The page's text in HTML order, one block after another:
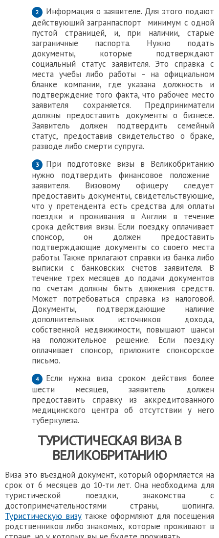
Информация о заявителе. Для этого подают
действующий загранпаспорт минимум с одной
пустой страницей, и, при наличии, старые
заграничные паспорта. Нужно подать
документы, которые подтверждают
социальный статус заявителя. Это справка с
места учебы либо работы – на официальном
бланке компании, где указана должность и
подтверждение того факта, что рабочее место
заявителя сохраняется. Предприниматели
должны предоставить документы о бизнесе.
Заявитель должен подтвердить семейный
статус, предоставив свидетельство о браке,
разводе либо смерти супруга.
При подготовке визы в Великобританию
нужно подтвердить финансовое положение
заявителя. Визовому офицеру следует
предоставить документы, свидетельствующие,
что у претендента есть средства для оплаты
поездки и проживания в Англии в течение
срока действия визы. Если поездку оплачивает
спонсор, он должен предоставить
подтверждающие документы со своего места
работы. Также прилагают справки из банка либо
выписки с банковских счетов заявителя. В
течение трех месяцев до подачи документов
по счетам должны быть движения средств.
Может потребоваться справка из налоговой.
Документы, подтверждающие наличие
дополнительных источников дохода,
собственной недвижимости, повышают шансы
на положительное решение. Если поездку
оплачивает спонсор, приложите спонсорское
письмо.
Если нужна виза сроком действия более
шести месяцев, заявитель должен
предоставить справку из аккредитованного
медицинского центра об отсутствии у него
туберкулеза.
ТУРИСТИЧЕСКАЯ ВИЗА В
ВЕЛИКОБРИТАНИЮ
Виза это въездной документ, который оформляется на
срок от 6 месяцев до 10-ти лет. Она необходима для
туристической поездки, знакомства с
достопримечательностями страны, шопинга.
Туристическую визутакже оформляют для посещения
родственников либо знакомых, которые проживают в